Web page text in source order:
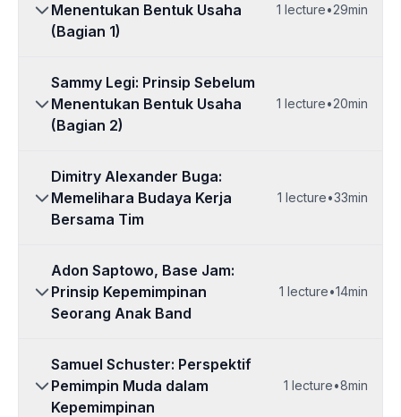
Menentukan Bentuk Usaha
(Bagian 1)
1 lecture•29min
Sammy Legi: Prinsip Sebelum
Menentukan Bentuk Usaha
(Bagian 2)
1 lecture•20min
Dimitry Alexander Buga:
Memelihara Budaya Kerja
Bersama Tim
1 lecture•33min
Adon Saptowo, Base Jam:
Prinsip Kepemimpinan
Seorang Anak Band
1 lecture•14min
Samuel Schuster: Perspektif
Pemimpin Muda dalam
Kepemimpinan
1 lecture•8min